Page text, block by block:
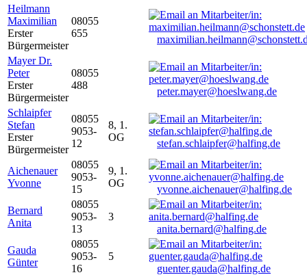
Heilmann
Maximilian
Erster
Bürgermeister
08055
655
Mayer Dr.
Peter
Erster
Bürgermeister
08055
488
peter.mayer@hoeslwang.de
Schlaipfer
Stefan
Erster
Bürgermeister
08055
9053-
12
8, 1.
OG
stefan.schlaipfer@halfing.de
Aichenauer
Yvonne
08055
9053-
15
9, 1.
OG
yvonne.aichenauer@halfing.de
Bernard
Anita
08055
9053-
13
3
anita.bernard@halfing.de
Gauda
Günter
08055
9053-
16
5
guenter.gauda@halfing.de